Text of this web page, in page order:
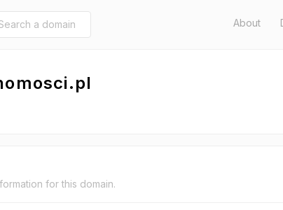
About
for this domain.